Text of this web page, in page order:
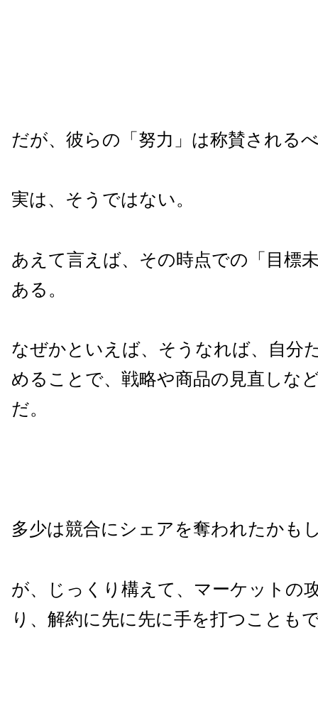
だが、彼らの「努力」は称賛される
実は、そうではない。
あえて言えば、その時点での「目標
ある。
なぜかといえば、そうなれば、自分
めることで、戦略や商品の見直しな
だ。
多少は競合にシェアを奪われたかも
が、じっくり構えて、マーケットの
り、解約に先に先に手を打つことも